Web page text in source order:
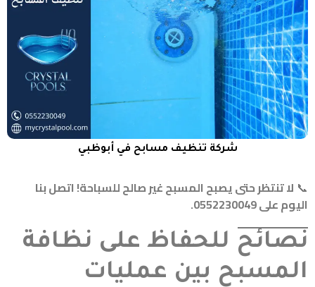
شركة تنظيف مسابح في أبوظبي
📞 لا تنتظر حتى يصبح المسبح غير صالح للسباحة! اتصل بنا
اليوم على 0552230049.
نصائح للحفاظ على نظافة
المسبح بين عمليات